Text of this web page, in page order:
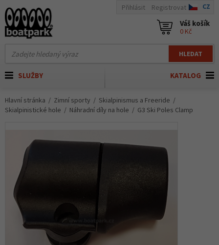
HLEDAT
Přihlásit Registrovat CZ
Váš košík
0 Kč
KATALOG
SLUŽBY
Hlavní stránka Zimní sporty
Skialpinismus a Freeride
Skialpinistické hole
Náhradní díly na hole G3 Ski Poles Clamp